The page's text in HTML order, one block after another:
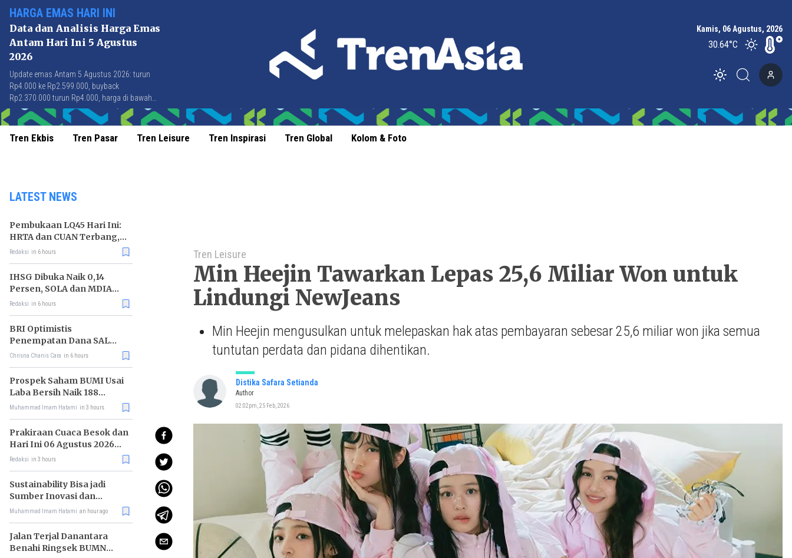
HARGA EMAS HARI INI
Data dan Analisis Harga Emas
Antam Hari Ini 5 Agustus
2026
Update emas Antam 5 Agustus 2026: turun
Rp4.000 ke Rp2.599.000, buyback
Rp2.370.000 turun Rp4.000, harga di bawah
Rp2.600.000 pertama kali sejak 21 Juli 2026.
Kamis, 06 Agustus, 2026
30.64°C
Toggle theme
Tren Ekbis Tren Pasar Tren Leisure Tren Inspirasi Tren Global Kolom & Foto
LATEST NEWS
Pembukaan LQ45 Hari Ini:
HRTA dan CUAN Terbang,
MAPI Tiarap
Redaksi in 6 hours
IHSG Dibuka Naik 0,14
Persen, SOLA dan MDIA
Jadi Katalis
Redaksi in 6 hours
BRI Optimistis
Penempatan Dana SAL
Dorong Pembiayaan Sektor
Chrisna Chanis Cara in 6 hours
Prospek Saham BUMI Usai
Laba Bersih Naik 188
Persen
Muhammad Imam Hatami in 3 hours
Prakiraan Cuaca Besok dan
Hari Ini 06 Agustus 2026
untuk Wilayah DKI Jakarta
Redaksi in 3 hours
Sustainability Bisa jadi
Sumber Inovasi dan
Peluang Bisnis
Muhammad Imam Hatami an hour ago
Jalan Terjal Danantara
Benahi Ringsek BUMN
Tren Leisure
Min Heejin Tawarkan Lepas 25,6 Miliar Won untuk
Lindungi NewJeans
Min Heejin mengusulkan untuk melepaskan hak atas pembayaran sebesar 25,6 miliar won jika semua
tuntutan perdata dan pidana dihentikan.
Distika Safara Setianda
Author
02:02pm, 25 Feb, 2026